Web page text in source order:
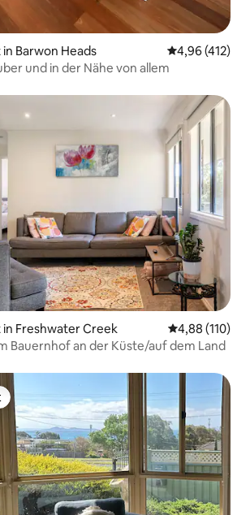
Barwon Heads
4,96 (412)
und in der Nähe von allem
Freshwater Creek
4,88 (110)
Bauernhof an der Küste/auf dem Land